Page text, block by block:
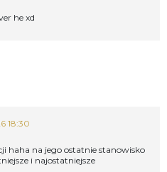
he xd
18:30
haha na jego ostatnie stanowisko
i najostatniejsze